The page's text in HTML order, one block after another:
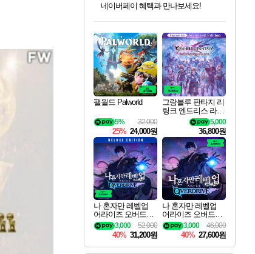
최대 90% 할인가를 만나보세요!
네이버혜택과 함께 만나보세요!
50%할인&추가 적립까지!
네이버 포인트 혜택까지!
이니&베니 혜택까지!
네이버 혜택가와 함께 예약하세요!
할인&네이버혜택으로 만나보세요!
네이버페이 혜택과 만나보세요!
40주년 프로모션으로 만나보세요!
할인가에 만나보세요!
일부 에디션 상시 할인!
혜택으로 예약 판매 중
편안하게 충전하세요
팰월드 Palworld
32,000
5%
25% 24,000원
그랑블루 판타지 리
링크 엔드리스 라그
나로크 업그레이드
킷 Granblue Fantasy
Relink Endless Ragn
arok Upgrade Kit DL
C
5,000
36,800원
나 혼자만 레벨업
어라이즈 오버드라
이브 디럭스 에디션
Solo Leveling Arise
Overdrive Deluxe Edi
tion
52,000
3,000
40% 31,200원
나 혼자만 레벨업
어라이즈 오버드라
이브 Solo Leveling A
rise
46,000
3,000
40% 27,600원